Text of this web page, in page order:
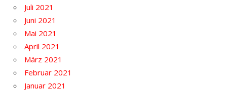
Juli 2021
Juni 2021
Mai 2021
April 2021
März 2021
Februar 2021
Januar 2021